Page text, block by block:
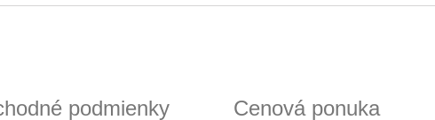
podmienky Cenová ponuka